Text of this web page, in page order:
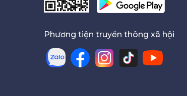
Phương tiện truyền thông xã hội